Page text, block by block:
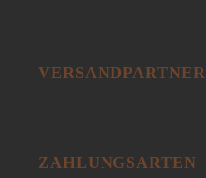
VERSANDPARTNER
ZAHLUNGSARTEN